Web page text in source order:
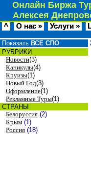
Онлайн Биржа
Алексея
^ О нас » Услуги »
Показать ВСЕ СПО
РУБРИКИ
Новости(3)
Каникулы(4)
Круизы(1)
Новый Год(3)
Оформление(1)
Рекламные Туры(1)
СТРАНЫ
Белоруссия (2)
Крым (1)
Россия (18)